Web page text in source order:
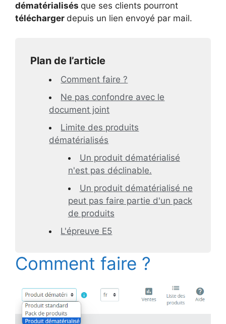
dématérialisés que ses clients pourront
télécharger depuis un lien envoyé par mail.
Plan de l’article
Comment faire ?
Ne pas confondre avec le
document joint
Limite des produits
dématérialisés
Un produit dématérialisé
n'est pas déclinable.
Un produit dématérialisé ne
peut pas faire partie d'un pack
de produits
L'épreuve E5
Comment faire ?